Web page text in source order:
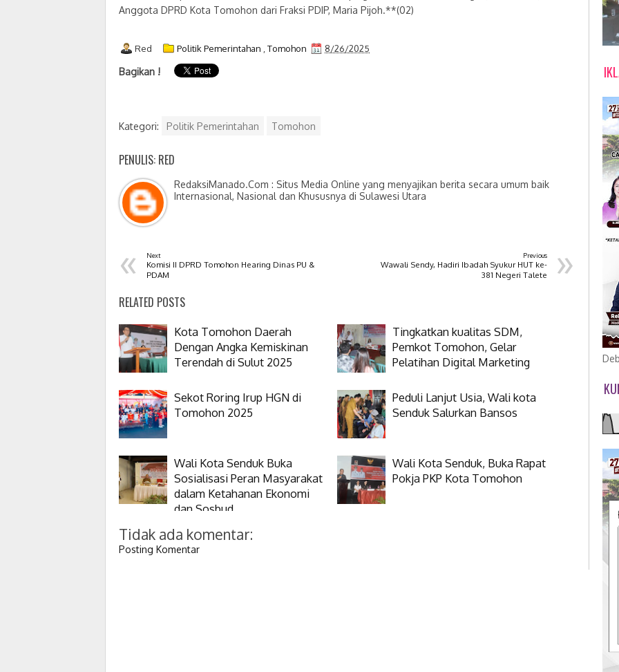
Anggota DPRD Kota Tomohon dari Fraksi PDIP, Maria Pijoh.**(02)
Red Politik Pemerintahan ,Tomohon 8/26/2025
Bagikan !
Kategori: Politik Pemerintahan Tomohon
PENULIS: RED
RedaksiManado.Com : Situs Media Online yang menyajikan berita secara umum baik
Internasional, Nasional dan Khususnya di Sulawesi Utara
« Next
Komisi II DPRD Tomohon Hearing Dinas PU &
PDAM
»
Previous
Wawali Sendy, Hadiri Ibadah Syukur HUT ke-
381 Negeri Talete
RELATED POSTS
Kota Tomohon Daerah
Dengan Angka Kemiskinan
Terendah di Sulut 2025
Tingkatkan kualitas SDM,
Pemkot Tomohon, Gelar
Pelatihan Digital Marketing
Sekot Roring Irup HGN di
Tomohon 2025
Peduli Lanjut Usia, Wali kota
Senduk Salurkan Bansos
Wali Kota Senduk Buka
Sosialisasi Peran Masyarakat
dalam Ketahanan Ekonomi
dan Sosbud
Wali Kota Senduk, Buka Rapat
Pokja PKP Kota Tomohon
Tidak ada komentar:
Posting Komentar